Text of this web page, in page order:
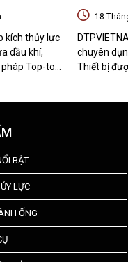
kích thủy lực
dầu khí,
pháp Top-to-
MÁY
BỊ CÔNG
18
chuyên
Thiết bị
BẬT
LỰC
ỐNG